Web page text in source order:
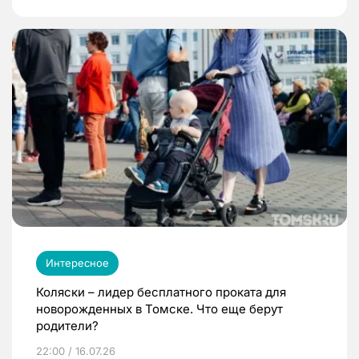
Интересное
Коляски – лидер бесплатного проката для
новорожденных в Томске. Что еще берут
родители?
22:00 / 16.07.26